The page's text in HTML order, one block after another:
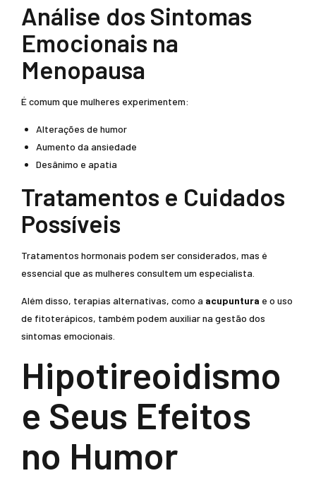
Análise dos Sintomas
Emocionais na
Menopausa
É comum que mulheres experimentem:
Alterações de humor
Aumento da ansiedade
Desânimo e apatia
Tratamentos e Cuidados
Possíveis
Tratamentos hormonais podem ser considerados, mas é
essencial que as mulheres consultem um especialista.
Além disso, terapias alternativas, como a acupuntura e o uso
de fitoterápicos, também podem auxiliar na gestão dos
sintomas emocionais.
Hipotireoidismo
e Seus Efeitos
no Humor